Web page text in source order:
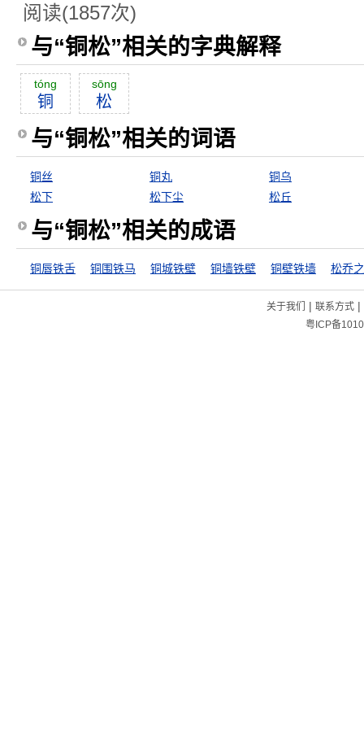
阅读(1857次)
与“铜松”相关的字典解释
tóng
铜
sōng
松
与“铜松”相关的词语
铜丝 铜丸
铜乌
松下
松下尘 松丘
与“铜松”相关的成语
铜唇铁舌 铜围铁马 铜城铁壁 铜墙铁壁 铜壁铁墙 松乔
关于我们 | 联系方式|
粤ICP备